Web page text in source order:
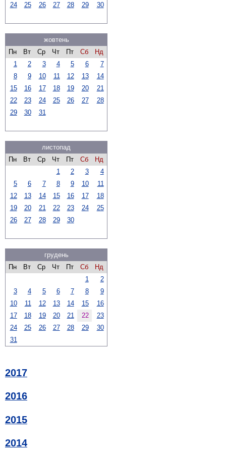
24
25 26 27 28 29 30
жовтень
Пн
Вт Ср Чт Пт Сб
Нд
1
2 3 4 5 6
7
8
9 10 11 12 13
14
15
16 17 18 19 20
21
22
23 24 25 26 27
28
29
30 31
листопад
Пн
Вт Ср Чт Пт Сб
Нд
1
2 3
4
5
6 7 8 9 10
11
12
13 14 15 16 17
18
19
20 21 22 23 24
25
26
27 28 29 30
грудень
Пн
Вт Ср Чт Пт Сб
Нд
1
2
3
4 5 6 7 8
9
10
11 12 13 14 15
16
17
18 19 20 21 22
23
24
25 26 27 28 29
30
31
2017
2016
2015
2014